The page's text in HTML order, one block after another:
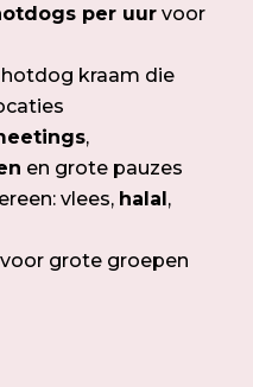
per uur voor
kraam die
,
en grote pauzes
vlees, halal,
grote groepen